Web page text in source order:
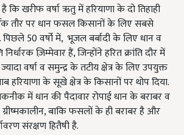
कि खरीफ वर्षा ऋतु में हरियाणा के दो तिहाही
तौर पर धान फसल किसानों के लिए सबसे
50 वर्षो में, भूजल बर्बादी के लिए धान व
ज़िम्मेवार हैं, जिन्होंने हरित क्रांति दौर में
वर्षा व समुन्द्र के तटीय क्षेत्र के लिए उपयुक्त
हरियाणा के सूखे क्षेत्र के किसानों पर थोप दिया.
में धान की पैदावार रोपाई धान के बराबर व
बाकि फसलों के ही बराबर है और
संरक्षण हितैषी है.